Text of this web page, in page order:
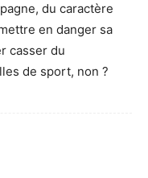
du caractère
en danger sa
casser du
de sport, non ?